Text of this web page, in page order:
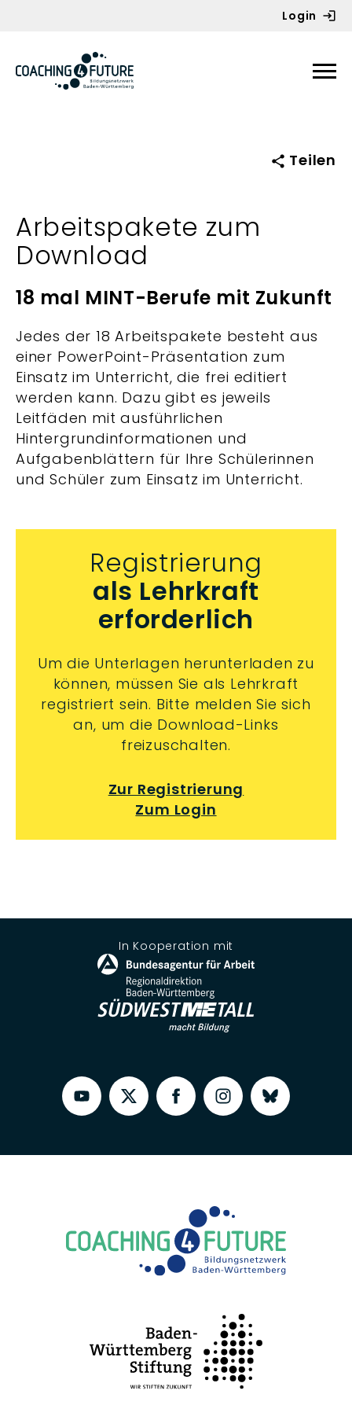
Login
Teilen
Arbeitspakete zum
Download
18 mal MINT-Berufe mit Zukunft
Jedes der 18 Arbeitspakete besteht aus
einer PowerPoint-Präsentation zum
Einsatz im Unterricht, die frei editiert
werden kann. Dazu gibt es jeweils
Leitfäden mit ausführlichen
Hintergrundinformationen und
Aufgabenblättern für Ihre Schülerinnen
und Schüler zum Einsatz im Unterricht.
Registrierung
als Lehrkraft
erforderlich
Um die Unterlagen herunterladen zu
können, müssen Sie als Lehrkraft
registriert sein. Bitte melden Sie sich
an, um die Download-Links
freizuschalten.
Zur Registrierung
Zum Login
In Kooperation mit